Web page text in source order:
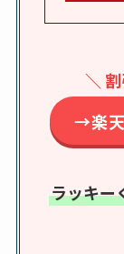
＼
→楽天
ラッキー